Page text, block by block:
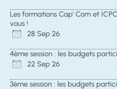
Les formations Cap' Com et
vous !
28 Sep 26
4ème session : les budgets
22 Sep 26
3ème session : les budgets